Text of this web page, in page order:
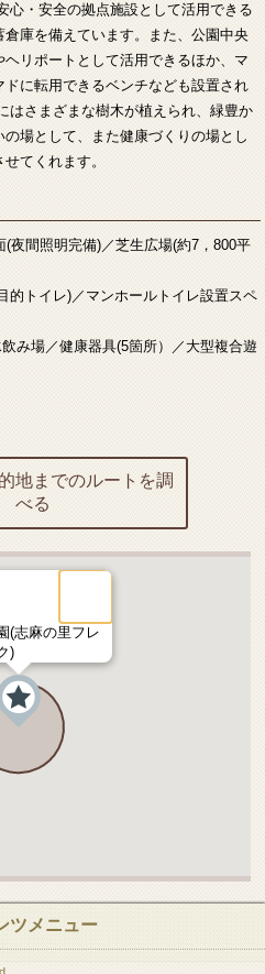
心・安全の拠点施設として活用できる
庫を備えています。また、公園中央
リポートとして活用できるほか、マ
に転用できるベンチなども設置され
はさまざまな樹木が植えられ、緑豊か
場として、また健康づくりの場とし
てくれます。
夜間照明完備)／芝生広場(約7，800平
的トイレ)／マンホールトイレ設置スペ
み場／健康器具(5箇所）／大型複合遊
地までのルートを調
べる
(志麻の里フレ
)
ツメニュー